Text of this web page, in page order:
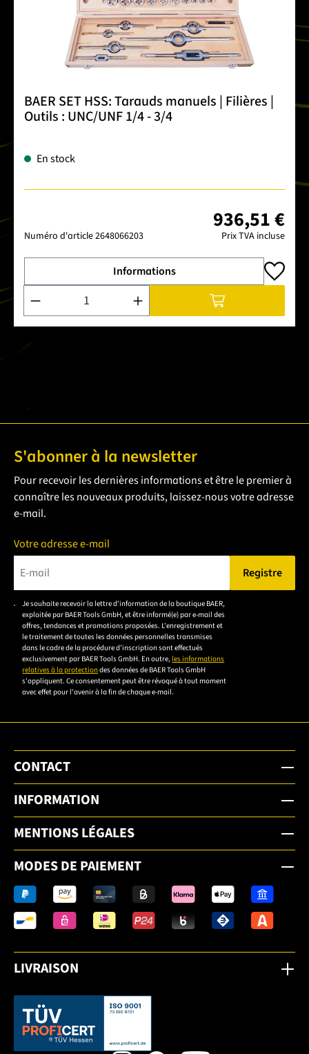
BAER SET HSS: Tarauds manuels | Filières |
Outils : UNC/UNF 1/4 - 3/4
En stock
Numéro d'article2648066203
936,51 €
Prix TVA incluse
Informations
Quantité de produit : Entrez la quantité souhaitée ou
S'abonner à la newsletter
Pour recevoir les dernières informations et être le premier à
connaître les nouveaux produits, laissez-nous votre adresse
e-mail.
Votre adresse e-mail
Veuillez saisir une adresse e-mail valide.
Registre
Je souhaite recevoir la lettre d'information de la boutique BAER,
exploitée par BAER Tools GmbH, et être informé(e) par e-mail des
offres, tendances et promotions proposées. L'enregistrement et
le traitement de toutes les données personnelles transmises
dans le cadre de la procédure d'inscription sont effectués
exclusivement par BAER Tools GmbH. En outre, les informations
relatives à la protectiondes données de BAER Tools GmbH
s'appliquent. Ce consentement peut être révoqué à tout moment
avec effet pour l'avenir à la fin de chaque e-mail.
CONTACT
INFORMATION
MENTIONS LÉGALES
MODES DE PAIEMENT
LIVRAISON
Dieser Link öffnet sich in einem neuen Tab.